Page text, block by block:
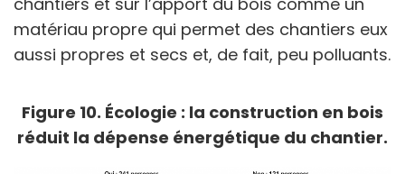
matériau propre qui permet des chantiers eux
aussi propres et secs et, de fait, peu polluants.
Figure 10. Écologie : la construction en bois
réduit la dépense énergétique du chantier.